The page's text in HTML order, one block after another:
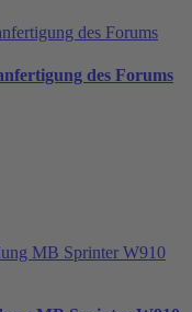
des Forums